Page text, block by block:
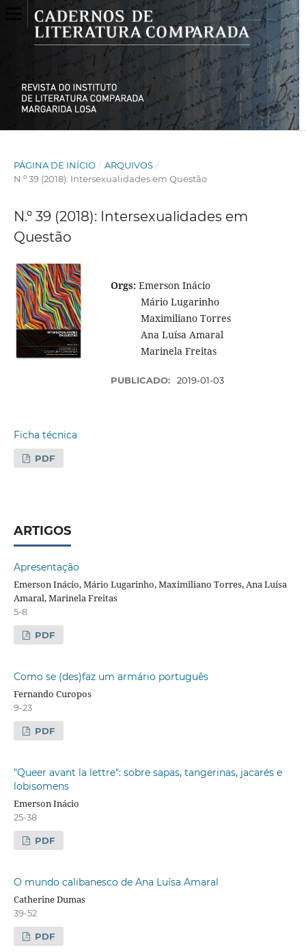
PÁGINA DE INÍCIO / ARQUIVOS /
N.º 39 (2018): Intersexualidades em Questão
N.º 39 (2018): Intersexualidades em
Questão
Orgs:Emerson Inácio
Mário Lugarinho
Maximiliano Torres
Ana Luísa Amaral
Marinela Freitas
PUBLICADO: 2019-01-03
Ficha técnica
PDF
ARTIGOS
Apresentação
Emerson Inácio, Mário Lugarinho, Maximiliano Torres, Ana Luísa
Amaral, Marinela Freitas
5-8
PDF
Como se (des)faz um armário português
Fernando Curopos
9-23
PDF
"Queer avant la lettre": sobre sapas, tangerinas, jacarés e
lobisomens
Emerson Inácio
25-38
PDF
O mundo calibanesco de Ana Luísa Amaral
Catherine Dumas
39-52
PDF